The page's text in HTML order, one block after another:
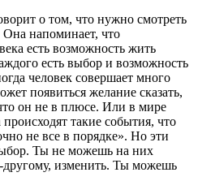
о том, что нужно смотреть
Она напоминает, что
есть возможность жить
есть выбор и возможность
человек совершает много
появиться желание сказать,
он не в плюсе. Или в мире
такие события, что
не все в порядке». Но эти
Ты не можешь на них
другому, изменить. Ты можешь